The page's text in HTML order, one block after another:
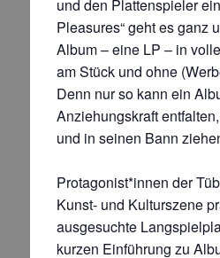
und den Plattenspieler
Pleasures“ geht es ganz
Album – eine LP – in
am Stück und ohne
Denn nur so kann ein
Anziehungskraft
und in seinen Bann
Protagonist*innen der
Kunst- und Kultur­szene
ausgesuchte
kurzen Einführung zu